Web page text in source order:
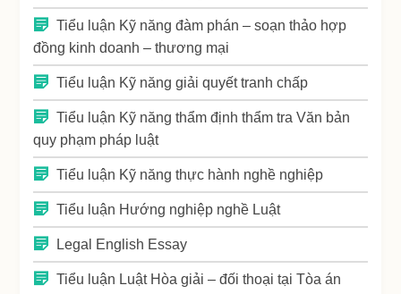
Tiểu luận Kỹ năng đàm phán – soạn thảo hợp
đồng kinh doanh – thương mại
Tiểu luận Kỹ năng giải quyết tranh chấp
Tiểu luận Kỹ năng thẩm định thẩm tra Văn bản
quy phạm pháp luật
Tiểu luận Kỹ năng thực hành nghề nghiệp
Tiểu luận Hướng nghiệp nghề Luật
Legal English Essay
Tiểu luận Luật Hòa giải – đối thoại tại Tòa án